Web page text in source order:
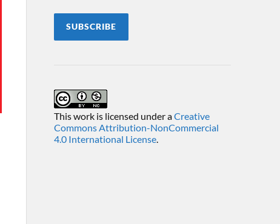
SUBSCRIBE
This work is licensed under aCreative
Commons Attribution-NonCommercial
4.0 International License.